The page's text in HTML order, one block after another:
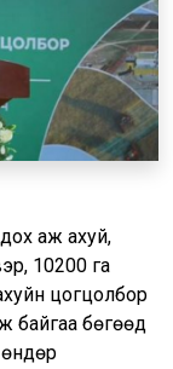
аж ахуй,
10200 га
цогцолбор
байгаа бөгөөд